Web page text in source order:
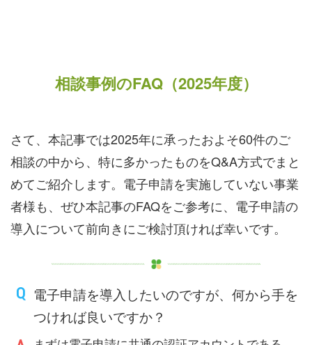
相談事例のFAQ（2025年度）
さて、本記事では2025年に承ったおよそ60件のご
相談の中から、特に多かったものをQ&A方式でまと
めてご紹介します。電子申請を実施していない事業
者様も、ぜひ本記事のFAQをご参考に、電子申請の
導入について前向きにご検討頂ければ幸いです。
電子申請を導入したいのですが、何から手を
つければ良いですか？